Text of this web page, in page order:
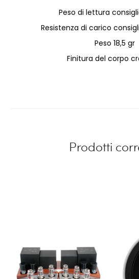
Peso di lettura
Resistenza di carico
Peso 18,5 gr
Finitura del corpo
Prodotti